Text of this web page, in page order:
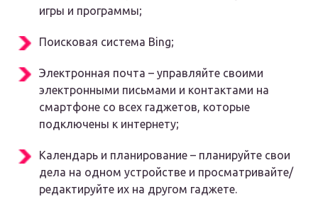
игры и программы;
Поисковая система Bing;
Электронная почта – управляйте своими
электронными письмами и контактами на
смартфоне со всех гаджетов, которые
подключены к интернету;
Календарь и планирование – планируйте свои
дела на одном устройстве и просматривайте/
редактируйте их на другом гаджете.